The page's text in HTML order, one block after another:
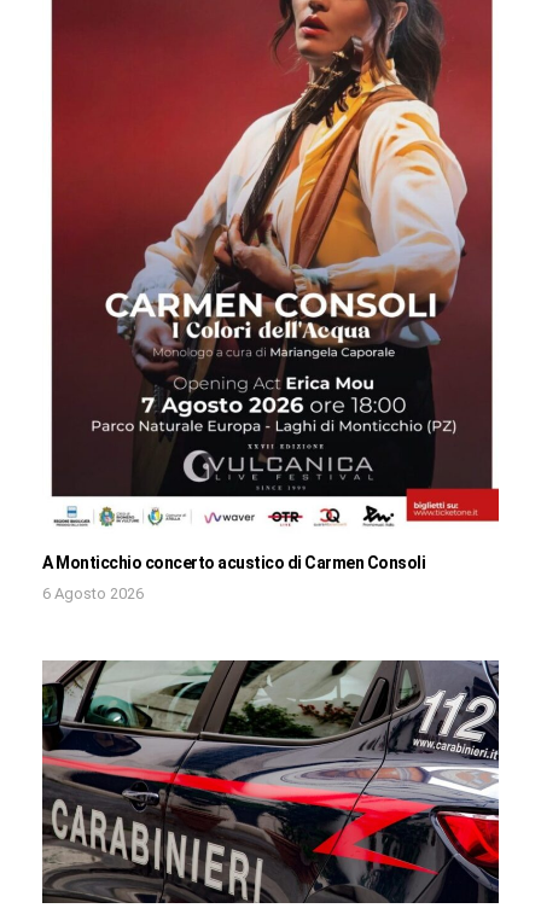
A Monticchio concerto acustico di Carmen Consoli
6 Agosto 2026